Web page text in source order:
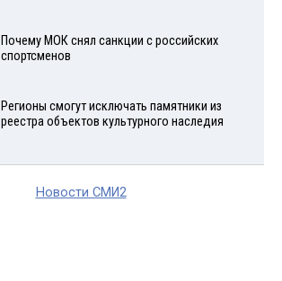
Почему МОК снял санкции с российских
спортсменов
Регионы смогут исключать памятники из
реестра объектов культурного наследия
Новости СМИ2